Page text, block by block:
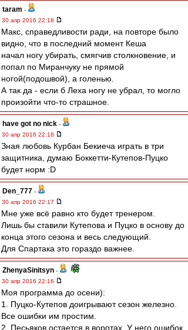
taram -
30 апр 2016 22:18
Макс, справедливости ради, на повторе было
видно, что в последний момент Кеша
начал ногу убирать, смягчив столкновение, и
попал по Миранчуку не прямой
ногой(подошвой), а голенью.
А так да - если б Леха ногу не убрал, то могло
произойти что-то страшное.
have got no nick -
30 апр 2016 22:18
Зная любовь Курбан Бекиеча играть в три
защитника, думаю Боккетти-Кутепов-Пуцко
будет норм :D
Den_777 -
30 апр 2016 22:17
Мне уже всё равно кто будет тренером.
Лишь бы ставили Кутепова и Пуцко в основу до
конца этого сезона и весь следующий.
Для Спартака это гораздо важнее.
ZhenyaSinitsyn -
30 апр 2016 22:16
Моя программа до осени):
1. Пуцко-Кутепов доигрывают сезон железно.
Все ошибки им простим.
2. Песьяков остается в воротах. У него ошибок